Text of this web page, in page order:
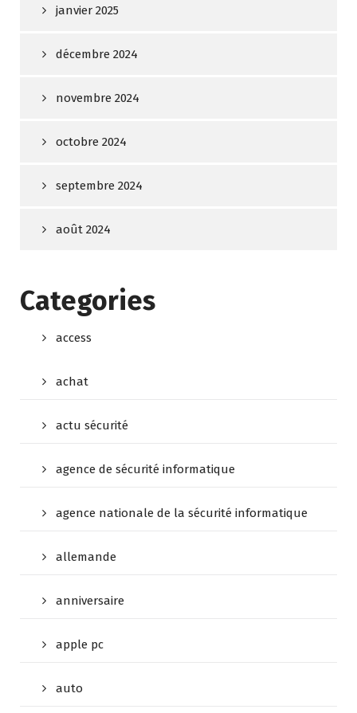
janvier 2025
décembre 2024
novembre 2024
octobre 2024
septembre 2024
août 2024
Categories
access
achat
actu sécurité
agence de sécurité informatique
agence nationale de la sécurité informatique
allemande
anniversaire
apple pc
auto